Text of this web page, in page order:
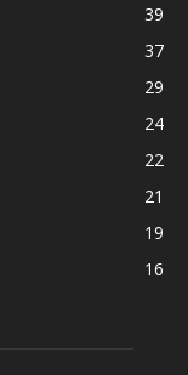
39
37
29
24
22
21
19
16